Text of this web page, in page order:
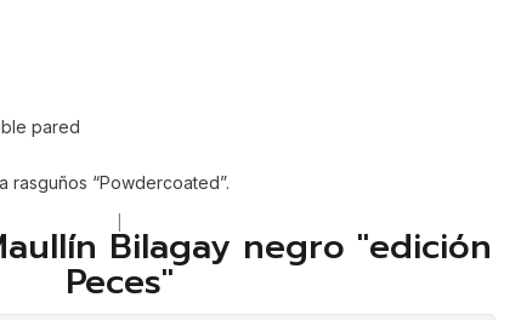
pared
rasguños “Powdercoated”.
Bilagay negro "edición
Peces"